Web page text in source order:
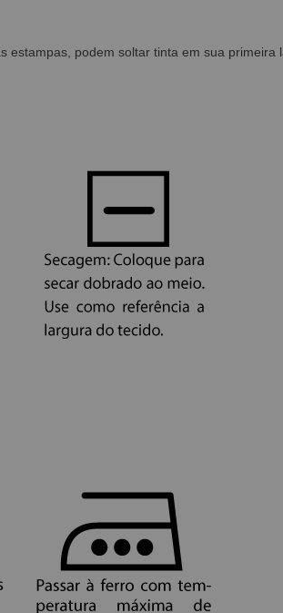
podem soltar tinta em sua primeira